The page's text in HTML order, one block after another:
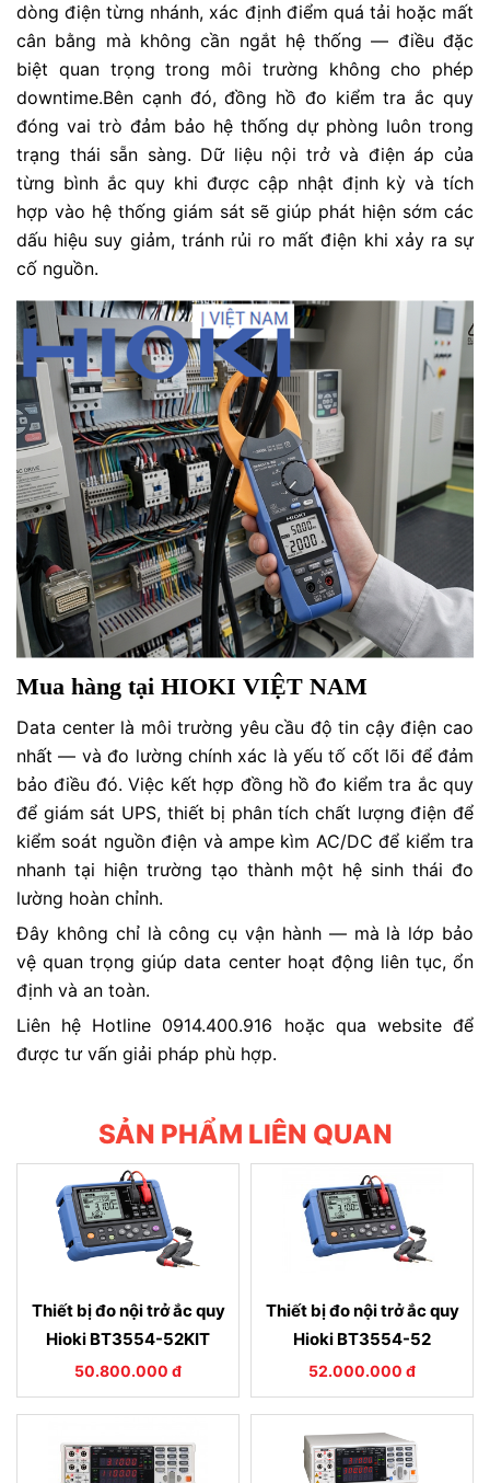
dòng điện từng nhánh, xác định điểm quá tải hoặc mất
cân bằng mà không cần ngắt hệ thống — điều đặc
biệt quan trọng trong môi trường không cho phép
downtime.Bên cạnh đó, đồng hồ đo kiểm tra ắc quy
đóng vai trò đảm bảo hệ thống dự phòng luôn trong
trạng thái sẵn sàng. Dữ liệu nội trở và điện áp của
từng bình ắc quy khi được cập nhật định kỳ và tích
hợp vào hệ thống giám sát sẽ giúp phát hiện sớm các
dấu hiệu suy giảm, tránh rủi ro mất điện khi xảy ra sự
cố nguồn.
Mua hàng tại HIOKI VIỆT NAM
Data center là môi trường yêu cầu độ tin cậy điện cao
nhất — và đo lường chính xác là yếu tố cốt lõi để đảm
bảo điều đó. Việc kết hợp đồng hồ đo kiểm tra ắc quy
để giám sát UPS, thiết bị phân tích chất lượng điện để
kiểm soát nguồn điện và ampe kìm AC/DC để kiểm tra
nhanh tại hiện trường tạo thành một hệ sinh thái đo
lường hoàn chỉnh.
Đây không chỉ là công cụ vận hành — mà là lớp bảo
vệ quan trọng giúp data center hoạt động liên tục, ổn
định và an toàn.
Liên hệ Hotline 0914.400.916 hoặc qua website để
được tư vấn giải pháp phù hợp.
SẢN PHẨM LIÊN QUAN
Thiết bị đo nội trở ắc quy
Hioki BT3554-52KIT
50.800.000 đ
Thiết bị đo nội trở ắc quy
Hioki BT3554-52
52.000.000 đ